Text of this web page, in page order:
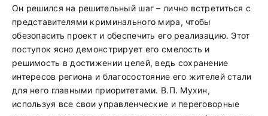
Он решился на решительный шаг – лично встретиться с
представителями криминального мира, чтобы
обезопасить проект и обеспечить его реализацию. Этот
поступок ясно демонстрирует его смелость и
решимость в достижении целей, ведь сохранение
интересов региона и благосостояние его жителей стали
для него главными приоритетами. В.П. Мухин,
используя все свои управленческие и переговорные